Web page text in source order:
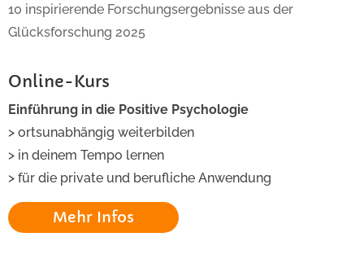
10 inspirierende Forschungsergebnisse aus der
Glücksforschung 2025
Online-Kurs
Einführung in die Positive Psychologie
> ortsunabhängig weiterbilden
> in deinem Tempo lernen
> für die private und berufliche Anwendung
Mehr Infos